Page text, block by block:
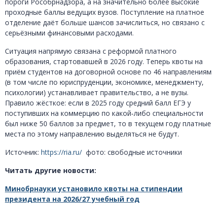
проходные баллы ведущих вузов. Поступление на платное
отделение даёт больше шансов зачислиться, но связано с
серьёзными финансовыми расходами.
Ситуация напрямую связана с реформой платного
образования, стартовавшей в 2026 году. Теперь квоты на
приём студентов на договорной основе по 46 направлениям
(в том числе по юриспруденции, экономике, менеджменту,
психологии) устанавливает правительство, а не вузы.
Правило жёсткое: если в 2025 году средний балл ЕГЭ у
поступивших на коммерцию по какой‑либо специальности
был ниже 50 баллов за предмет, то в текущем году платные
места по этому направлению выделяться не будут.
Источник: https://ria.ru/ фото: свободные источники
Читать другие новости:
Минобрнауки установило квоты на стипендии
президента на 2026/27 учебный год